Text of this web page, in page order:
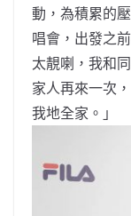
動，為積累的
唱會，出發之
太靚喇，我和
家人再來一次
我地全家。」